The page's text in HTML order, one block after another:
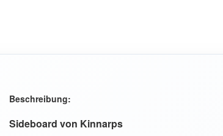
Beschreibung:
Sideboard von Kinnarps